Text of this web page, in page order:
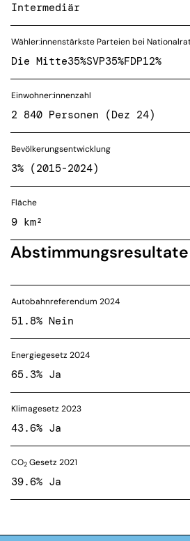
Intermediär
Wähler:innenstärkste Parteien bei
Die Mitte35%SVP35%FDP12%
Einwohner:innenzahl
2 840 Personen (Dez 24)
Bevölkerungsentwicklung
3% (2015-2024)
Fläche
9 km²
Abstimmungsresultate
Autobahnreferendum 2024
51.8% Nein
Energiegesetz 2024
65.3% Ja
Klimagesetz 2023
43.6% Ja
CO2 Gesetz 2021
39.6% Ja